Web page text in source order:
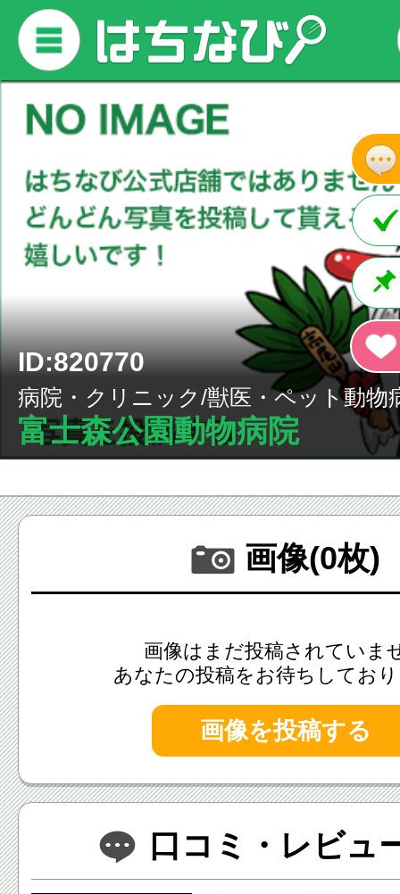
ID:820770
病院・クリニック/獣医・ペット動物
富士森公園動物病院
画像(0枚)
画像はまだ投稿されていま
あなたの投稿をお待ちしてお
画像を投稿する
口コミ・レビュ